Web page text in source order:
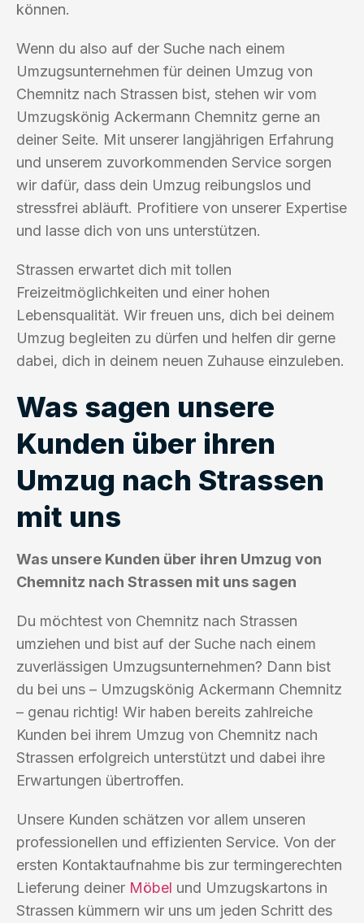
können.
Wenn du also auf der Suche nach einem
Umzugsunternehmen für deinen Umzug von
Chemnitz nach Strassen bist, stehen wir vom
Umzugskönig Ackermann Chemnitz gerne an
deiner Seite. Mit unserer langjährigen Erfahrung
und unserem zuvorkommenden Service sorgen
wir dafür, dass dein Umzug reibungslos und
stressfrei abläuft. Profitiere von unserer Expertise
und lasse dich von uns unterstützen.
Strassen erwartet dich mit tollen
Freizeitmöglichkeiten und einer hohen
Lebensqualität. Wir freuen uns, dich bei deinem
Umzug begleiten zu dürfen und helfen dir gerne
dabei, dich in deinem neuen Zuhause einzuleben.
Was sagen unsere
Kunden über ihren
Umzug nach Strassen
mit uns
Was unsere Kunden über ihren Umzug von
Chemnitz nach Strassen mit uns sagen
Du möchtest von Chemnitz nach Strassen
umziehen und bist auf der Suche nach einem
zuverlässigen Umzugsunternehmen? Dann bist
du bei uns – Umzugskönig Ackermann Chemnitz
– genau richtig! Wir haben bereits zahlreiche
Kunden bei ihrem Umzug von Chemnitz nach
Strassen erfolgreich unterstützt und dabei ihre
Erwartungen übertroffen.
Unsere Kunden schätzen vor allem unseren
professionellen und effizienten Service. Von der
ersten Kontaktaufnahme bis zur termingerechten
Lieferung deiner Möbel und Umzugskartons in
Strassen kümmern wir uns um jeden Schritt des